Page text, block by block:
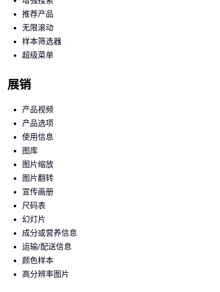
推荐产品
无限滚动
样本筛选器
超级菜单
展销
产品视频
产品选项
使用信息
图库
图片缩放
图片翻转
宣传画册
尺码表
幻灯片
成分或营养信息
运输/配送信息
颜色样本
高分辨率图片